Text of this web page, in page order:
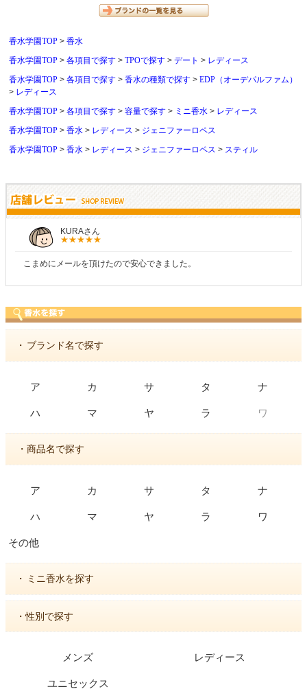
香水学園TOP
香水
香水学園TOP
各項目で探す TPOで探す デート
レディース
香水学園TOP
各項目で探す 香水の種類で探す
EDP（オーデパルファム）
レディース
香水学園TOP
各項目で探す 容量で探す ミニ香水
レディース
香水学園TOP
香水 レディース
ジェニファーロペス
香水学園TOP
香水 レディース ジェニファーロペス スティル
しらすさん
商品が早く届いたのでよかったです。また利用させてもらいます！
・ ブランド名で探す
ア カ サ タ ナ
ハ マ ヤ ラ ワ
・商品名で探す
ア カ サ タ ナ
ハ マ ヤ ラ ワ
その他
・ ミニ香水を探す
・性別で探す
メンズ レディース
ユニセックス